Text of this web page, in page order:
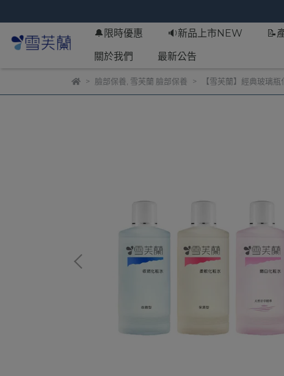
🔔限時優惠 🔉新品上市NEW 📝
關於我們
最新公告
臉部保養 雪芙蘭 臉部保養 【雪芙蘭】經典玻璃